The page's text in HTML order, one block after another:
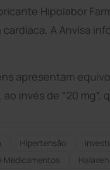
Hipolabor
A Anvisa
apresentam
invés de “20 mg”,
Hipertensão
Medicamentos
Halaven